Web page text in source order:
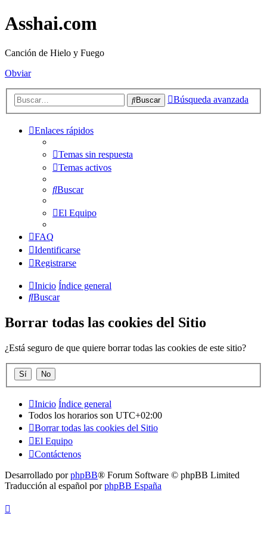
Asshai.com
Canción de Hielo y Fuego
Obviar
Buscar Búsqueda avanzada
Enlaces rápidos
Temas sin respuesta
Temas activos
Buscar
El Equipo
FAQ
Identificarse
Registrarse
Inicio Índice general
Buscar
Borrar todas las cookies del Sitio
¿Está seguro de que quiere borrar todas las cookies de este sitio?
Inicio Índice general
Todos los horarios son UTC+02:00
Borrar todas las cookies del Sitio
El Equipo
Contáctenos
Desarrollado porphpBB® Forum Software © phpBB Limited
Traducción al español porphpBB España